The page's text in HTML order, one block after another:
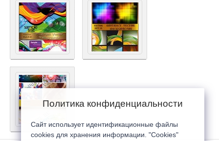
Политика конфиденциальности
Сайт использует идентификационные файлы
cookies для хранения информации. "Cookies"